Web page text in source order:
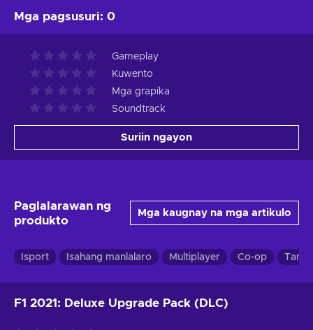
Mga pagsusuri: 0
Gameplay
Kuwento
Mga grapika
Soundtrack
Suriin ngayon
Paglalarawan ng
produkto
Mga kaugnay na mga artikulo
Isport Isahang manlalaro Multiplayer Co-op
F1 2021: Deluxe Upgrade Pack (DLC)